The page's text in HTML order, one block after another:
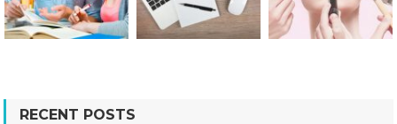
RECENT POSTS